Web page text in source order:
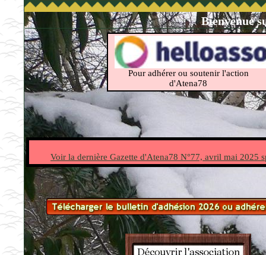
Bienvenue
Pour adhérer ou soutenir l'action
d'Atena78
Voir la dernière Gazette d'Atena78 N°77, avril mai 2025